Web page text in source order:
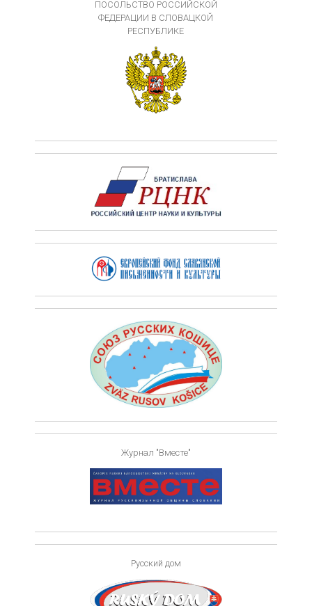
ПОСОЛЬСТВО РОССИЙСКОЙ
ФЕДЕРАЦИИ В СЛОВАЦКОЙ
РЕСПУБЛИКЕ
Журнал "Вместе"
Русский дом